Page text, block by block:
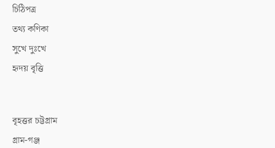
চিঠিপত্র
তথ্য কণিকা
সুখে দুঃখে
হৃদয় বৃত্তি
বৃহত্তর চট্টগ্রাম
গ্রাম-গঞ্জ